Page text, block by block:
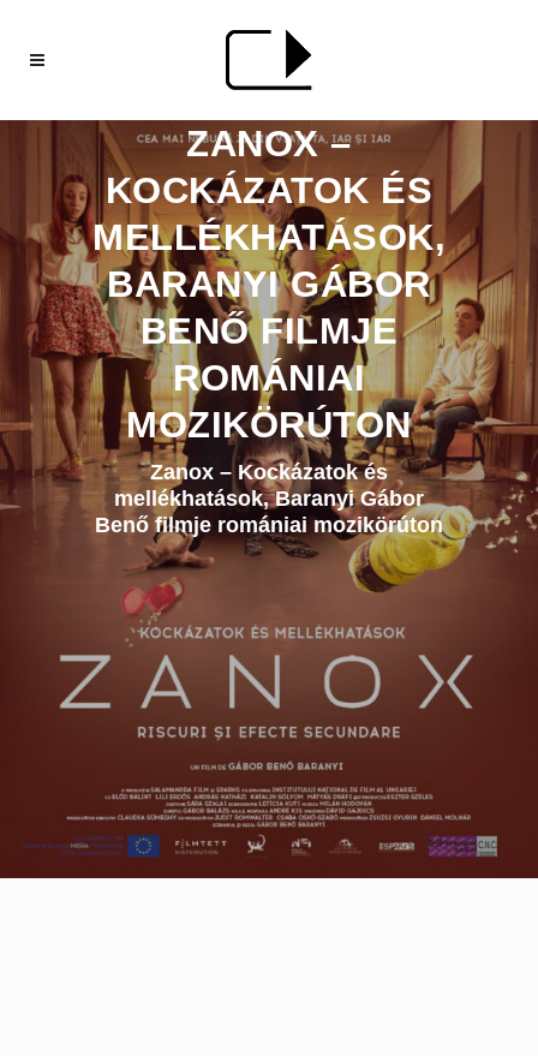
ZANOX –
KOCKÁZATOK ÉS
MELLÉKHATÁSOK,
BARANYI GÁBOR
BENŐ FILMJE
ROMÁNIAI
MOZIKÖRÚTON
Zanox – Kockázatok és
mellékhatások, Baranyi Gábor
Benő filmje romániai mozikörúton